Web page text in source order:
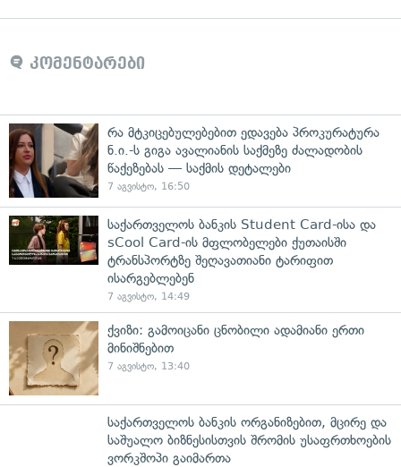
კომენტარები
რა მტკიცებულებებით ედავება პროკურატურა
ნ.ი.-ს გიგა ავალიანის საქმეზე ძალადობის
წაქეზებას — საქმის დეტალები
7 აგვისტო, 16:50
საქართველოს ბანკის Student Card-ისა და
sCool Card-ის მფლობელები ქუთაისში
ტრანსპორტზე შეღავათიანი ტარიფით
ისარგებლებენ
7 აგვისტო, 14:49
ქვიზი: გამოიცანი ცნობილი ადამიანი ერთი
მინიშნებით
7 აგვისტო, 13:40
საქართველოს ბანკის ორგანიზებით, მცირე და
საშუალო ბიზნესისთვის შრომის უსაფრთხოების
ვორკშოპი გაიმართა